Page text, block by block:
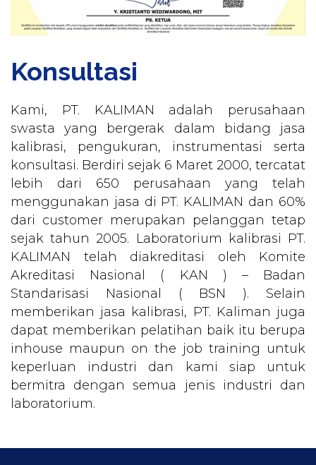
Konsultasi
Kami, PT. KALIMAN adalah perusahaan
swasta yang bergerak dalam bidang jasa
kalibrasi, pengukuran, instrumentasi serta
konsultasi. Berdiri sejak 6 Maret 2000, tercatat
lebih dari 650 perusahaan yang telah
menggunakan jasa di PT. KALIMAN dan 60%
dari customer merupakan pelanggan tetap
sejak tahun 2005. Laboratorium kalibrasi PT.
KALIMAN telah diakreditasi oleh Komite
Akreditasi Nasional ( KAN ) – Badan
Standarisasi Nasional ( BSN ). Selain
memberikan jasa kalibrasi, PT. Kaliman juga
dapat memberikan pelatihan baik itu berupa
inhouse maupun on the job training untuk
keperluan industri dan kami siap untuk
bermitra dengan semua jenis industri dan
laboratorium.